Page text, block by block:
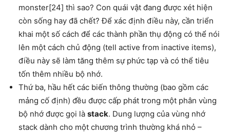
monster[24] thì sao? Con quái vật đang được xét hiện
còn sống hay đã chết? Để xác định điều này, cần triển
khai một số cách để các thành phần thụ động có thể nói
lên một cách chủ động (tell active from inactive items),
điều này sẽ làm tăng thêm sự phức tạp và có thể tiêu
tốn thêm nhiều bộ nhớ.
Thứ ba, hầu hết các biến thông thường (bao gồm các
mảng cố định) đều được cấp phát trong một phân vùng
bộ nhớ được gọi là stack. Dung lượng của vùng nhớ
stack dành cho một chương trình thường khá nhỏ –